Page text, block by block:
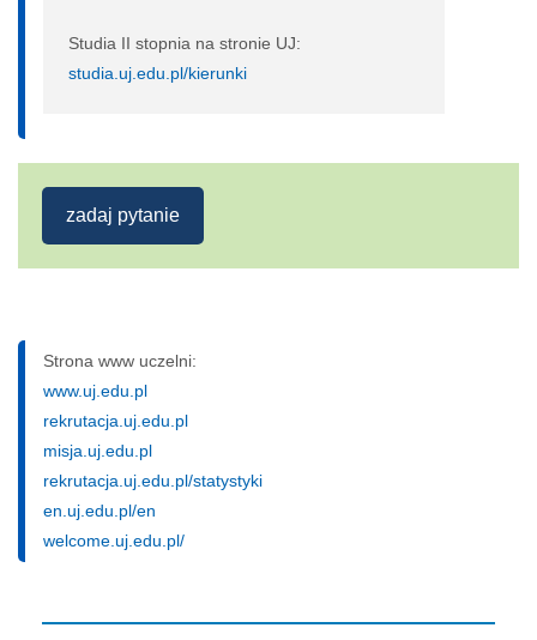
Studia II stopnia na stronie UJ:
studia.uj.edu.pl/kierunki
zadaj pytanie
Strona www uczelni:
www.uj.edu.pl
rekrutacja.uj.edu.pl
misja.uj.edu.pl
rekrutacja.uj.edu.pl/statystyki
en.uj.edu.pl/en
welcome.uj.edu.pl/